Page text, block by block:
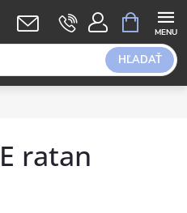
HĽADAŤ
KOŠÍK
ratan